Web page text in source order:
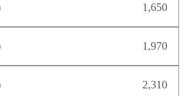
1,650
1,970
2,310